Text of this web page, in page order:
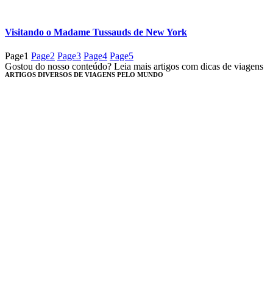
Visitando o Madame Tussauds de New York
Page1 Page2 Page3 Page4 Page5
Gostou do nosso conteúdo? Leia mais artigos com dicas de viagens
ARTIGOS DIVERSOS DE VIAGENS PELO MUNDO​